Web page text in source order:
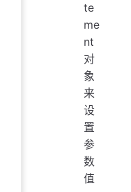
te
me
nt
对
象
来
设
置
参
数
值